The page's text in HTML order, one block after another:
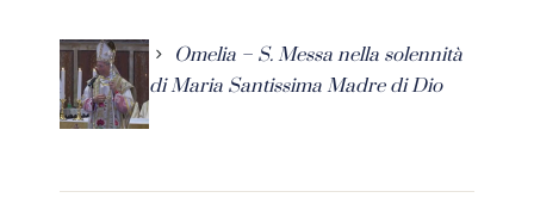
Omelia – S. Messa nella solennità
di Maria Santissima Madre di Dio